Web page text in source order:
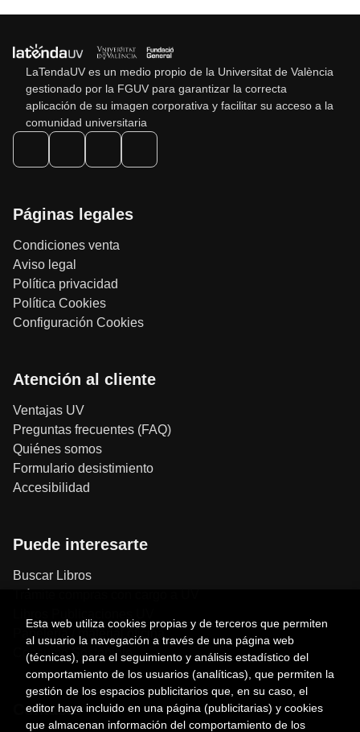
LaTendaUV es un medio propio de la Universitat de València
gestionado por la FGUV para garantizar la correcta
aplicación de su imagen corporativa y facilitar su acceso a la
comunidad universitaria
Páginas legales
Condiciones venta
Aviso legal
Política privacidad
Política Cookies
Configuración Cookies
Atención al cliente
Ventajas UV
Preguntas frecuentes (FAQ)
Quiénes somos
Formulario desistimiento
Accesibilidad
Puede interesarte
Buscar Libros
Papelería / material oficina
Consumo Sostenible
Contacto
Esta web utiliza cookies propias y de terceros que permiten
al usuario la navegación a través de una página web
(técnicas), para el seguimiento y análisis estadístico del
comportamiento de los usuarios (analíticas), que permiten la
gestión de los espacios publicitarios que, en su caso, el
editor haya incluido en una página (publicitarias) y cookies
que almacenan información del comportamiento de los